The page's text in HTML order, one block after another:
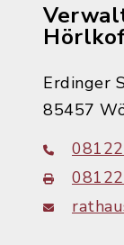
Erdinger
85457